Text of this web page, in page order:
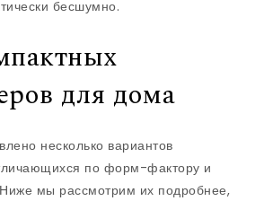
бесшумно.
для дома
несколько вариантов
по форм-фактору и
мы рассмотрим их подробнее,